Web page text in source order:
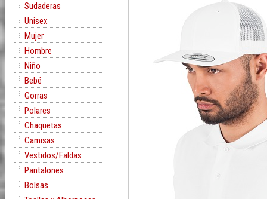
Sudaderas
Unisex
Mujer
Hombre
Niño
Bebé
Gorras
Polares
Chaquetas
Camisas
Vestidos/Faldas
Pantalones
Bolsas